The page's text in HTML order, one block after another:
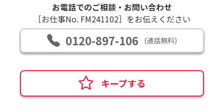
お電話でのご相談・お問い合わせ
［お仕事No. FM241102］をお伝えください
0120-897-106 (通話無料)
キープする